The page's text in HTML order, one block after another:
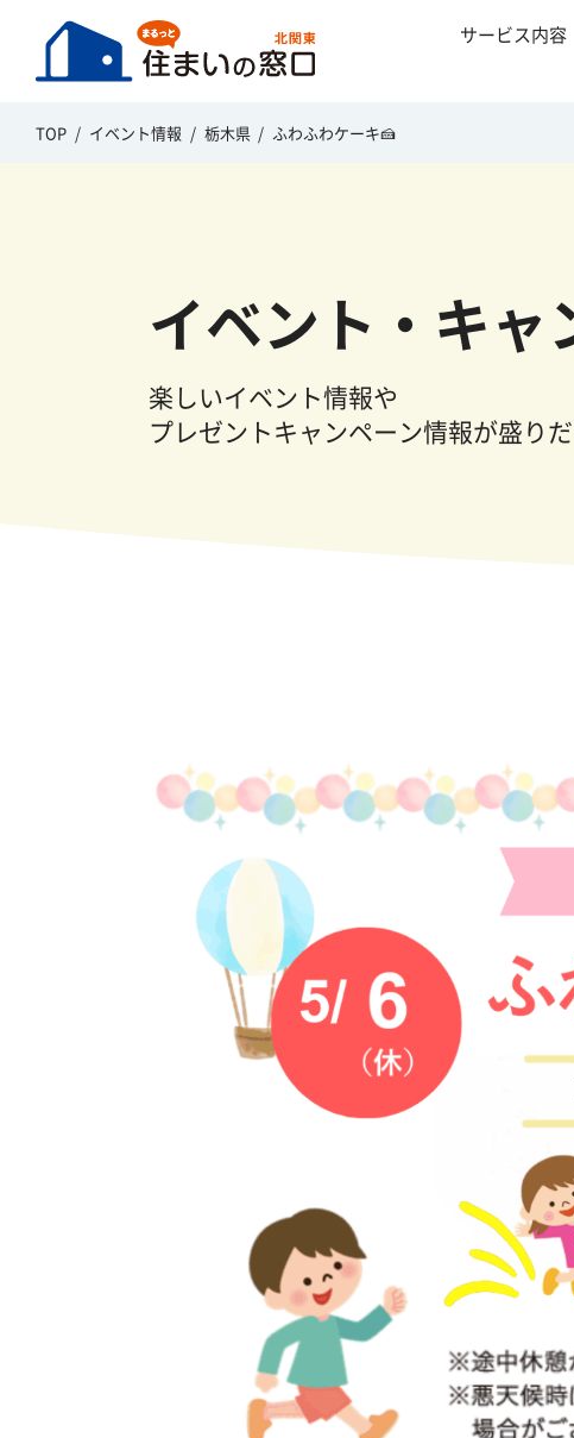
サービス内容
TOP イベント情報 栃木県 ふわふわケーキ🍰
イベント・キャ
楽しいイベント情報や
プレゼントキャンペーン情報が盛り